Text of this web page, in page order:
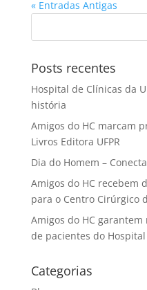
« Entradas Antigas
Posts recentes
Hospital de Clínicas da
história
Amigos do HC marcam
Livros Editora UFPR
Dia do Homem –
Amigos do HC recebem
para o Centro Cirúrgico
Amigos do HC
de pacientes do Hospital
Categorias